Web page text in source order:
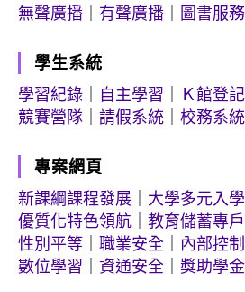
無聲廣播
有聲廣播 圖書服務
學生系統
學習紀錄
自主學習
Ｋ館登記
競賽營隊
請假系統 校務系統
專案網頁
新課綱課程發展
大學多元入學
優質化特色領航
教育儲蓄專戶
性別平等
職業安全
內部控制
數位學習
資通安全 獎助學金